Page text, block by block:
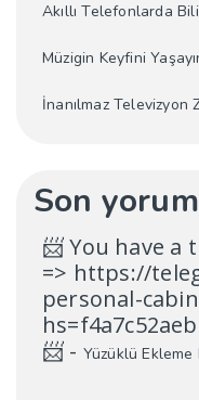
Akıllı Telefonlarda
Müzigin Keyfini
İnanılmaz Televizyon
Son
📨 You have
=> https://
personal-
📨 - Yüzüklü